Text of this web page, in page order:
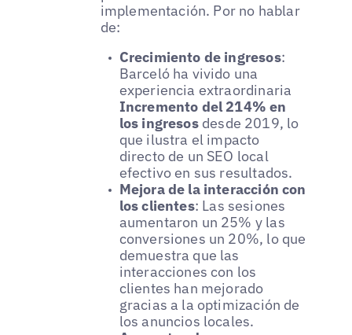
implementación. Por no hablar
de:
Crecimiento de ingresos:
Barceló ha vivido una
experiencia extraordinaria
Incremento del 214% en
los ingresosdesde 2019, lo
que ilustra el impacto
directo de un SEO local
efectivo en sus resultados.
Mejora de la interacción con
los clientes: Las sesiones
aumentaron un 25% y las
conversiones un 20%, lo que
demuestra que las
interacciones con los
clientes han mejorado
gracias a la optimización de
los anuncios locales.